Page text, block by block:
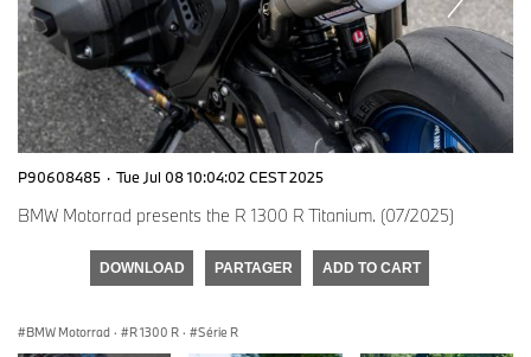
P90608485 · Tue Jul 08 10:04:02 CEST 2025
BMW Motorrad presents the R 1300 R Titanium. (07/2025)
DOWNLOAD PARTAGER ADD TO CART
BMW Motorrad · R 1300 R · Série R